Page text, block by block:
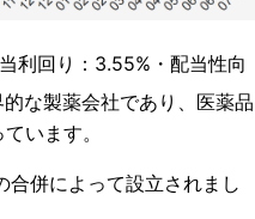
利回り：3.55%・配当性向
な製薬会社であり、医薬品
います。
併によって設立されまし